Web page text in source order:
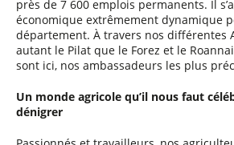
près de 7 600 emplois permanents. Il
économique extrêmement dynamique
département. À travers nos différentes
autant le Pilat que le Forez et le
sont ici, nos ambassadeurs les plus
Un monde agricole qu’il nous faut
dénigrer